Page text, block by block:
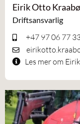
Eirik Otto
Driftsansvarlig
+47 97 06 77
Les mer om